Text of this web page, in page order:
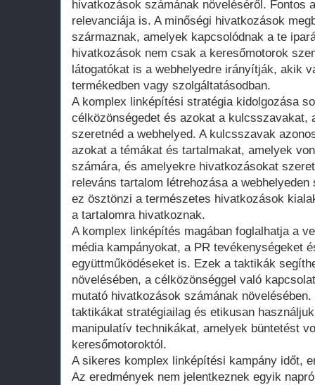
hivatkozások számának növeléséről. Fontos
relevanciája is. A minőségi hivatkozások
származnak, amelyek kapcsolódnak a te
hivatkozások nem csak a keresőmotorok
látogatókat is a webhelyedre irányítják, akik
termékedben vagy szolgáltatásodban.
A komplex linképítési stratégia kidolgozása
célközönségedet és azokat a kulcsszavakat,
szeretnéd a webhelyed. A kulcsszavak
azokat a témákat és tartalmakat, amelyek
számára, és amelyekre hivatkozásokat
releváns tartalom létrehozása a
ez ösztönzi a természetes hivatkozások
a tartalomra hivatkoznak.
A komplex linképítés magában foglalhatja a
média kampányokat, a PR tevékenységeket
együttműködéseket is. Ezek a taktikák
növelésében, a célközönséggel való
mutató hivatkozások számának
taktikákat stratégiailag és etikusan
manipulatív technikákat, amelyek büntetést
keresőmotoroktól.
A sikeres komplex linképítési kampány időt,
Az eredmények nem jelentkeznek egyik